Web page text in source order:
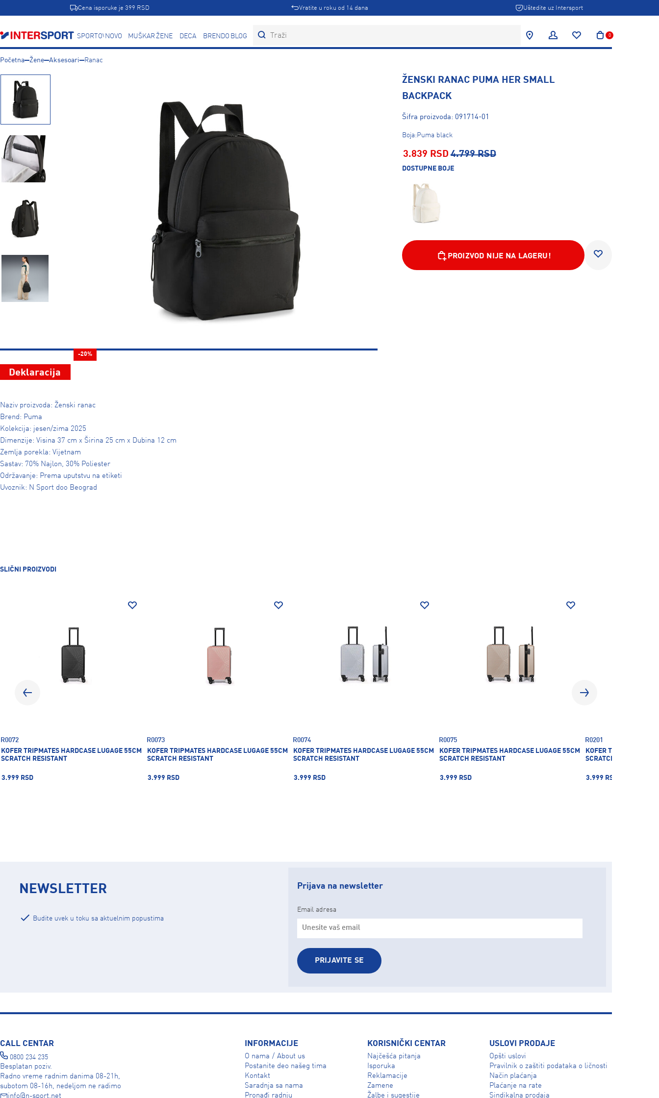
Cena isporuke je 399 RSD Vratite u roku od 14 dana Uštedite uz Intersport
SPORTOVINOVO MUŠKARCIŽENE DECA BRENDOVIBLOG 0
Početna Žene Aksesoari Ranac
-20%
Deklaracija
Naziv proizvoda: Ženski ranac
Brend: Puma
Kolekcija: jesen/zima 2025
Dimenzije: Visina 37 cm x Širina 25 cm x Dubina 12 cm
Zemlja porekla: Vijetnam
Sastav: 70% Najlon, 30% Poliester
Održavanje: Prema uputstvu na etiketi
Uvoznik: N Sport doo Beograd
ŽENSKI RANAC PUMA HER SMALL
BACKPACK
Šifra proizvoda: 091714-01
Boja:Puma black
3.839 RSD 4.799 RSD
DOSTUPNE BOJE
PROIZVOD NIJE NA LAGERU!
SLIČNI PROIZVODI
R0072
KOFER TRIPMATES HARDCASE LUGAGE 55CM
SCRATCH RESISTANT
3.999 RSD
R0073
KOFER TRIPMATES HARDCASE LUGAGE 55CM
SCRATCH RESISTANT
3.999 RSD
R0074
KOFER TRIPMATES HARDCASE LUGAGE 55CM
SCRATCH RESISTANT
3.999 RSD
R0075
KOFER TRIPMATES HARDCASE LUGAGE 55CM
SCRATCH RESISTANT
3.999 RSD
R0201
KOFER TRIPMATES
SCRATCH RESISTANT
3.999 RSD
NEWSLETTER
Budite uvek u toku sa aktuelnim popustima
Prijava na newsletter
Email adresa
PRIJAVITE SE
CALL CENTAR
0800 234 235
Besplatan poziv.
Radno vreme radnim danima 08-21h,
subotom 08-16h, nedeljom ne radimo
info@n-sport.net
INFORMACIJE
O nama / About us
Postanite deo našeg tima
Kontakt
Saradnja sa nama
Pronađi radnju
KORISNIČKI CENTAR
Najčešća pitanja
Isporuka
Reklamacije
Zamene
Žalbe i sugestije
USLOVI PRODAJE
Opšti uslovi
Pravilnik o zaštiti podataka o ličnosti
Način plaćanja
Plaćanje na rate
Sindikalna prodaja